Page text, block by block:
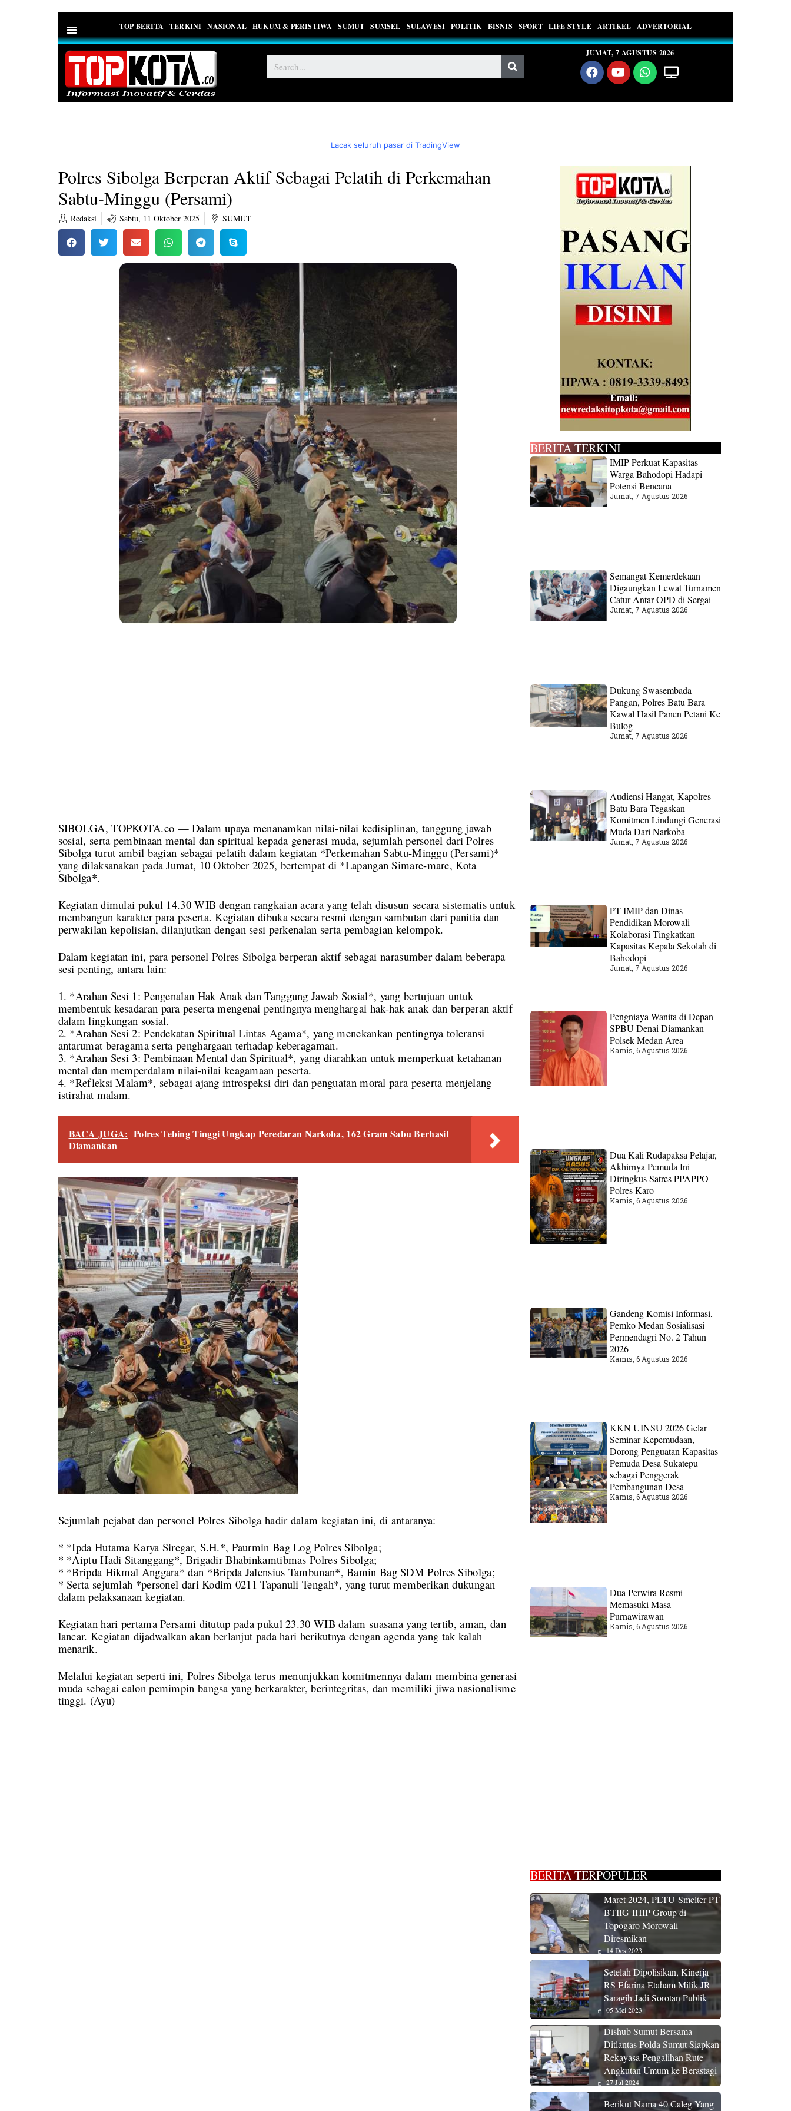
TOP BERITA TERKINI NASIONAL HUKUM & PERISTIWA SUMUT SUMSEL SULAWESI POLITIK BISNIS SPORT LIFE STYLE ARTIKEL ADVERTORIAL
JUMAT, 7 AGUSTUS 2026
Lacak seluruh pasar di TradingView
Polres Sibolga Berperan Aktif Sebagai Pelatih di Perkemahan
Sabtu-Minggu (Persami)
Redaksi Sabtu, 11 Oktober 2025 SUMUT
SIBOLGA, TOPKOTA.co — Dalam upaya menanamkan nilai-nilai kedisiplinan, tanggung jawab
sosial, serta pembinaan mental dan spiritual kepada generasi muda, sejumlah personel dari Polres
Sibolga turut ambil bagian sebagai pelatih dalam kegiatan *Perkemahan Sabtu-Minggu (Persami)*
yang dilaksanakan pada Jumat, 10 Oktober 2025, bertempat di *Lapangan Simare-mare, Kota
Sibolga*.
Kegiatan dimulai pukul 14.30 WIB dengan rangkaian acara yang telah disusun secara sistematis untuk
membangun karakter para peserta. Kegiatan dibuka secara resmi dengan sambutan dari panitia dan
perwakilan kepolisian, dilanjutkan dengan sesi perkenalan serta pembagian kelompok.
Dalam kegiatan ini, para personel Polres Sibolga berperan aktif sebagai narasumber dalam beberapa
sesi penting, antara lain:
1. *Arahan Sesi 1: Pengenalan Hak Anak dan Tanggung Jawab Sosial*, yang bertujuan untuk
membentuk kesadaran para peserta mengenai pentingnya menghargai hak-hak anak dan berperan aktif
dalam lingkungan sosial.
2. *Arahan Sesi 2: Pendekatan Spiritual Lintas Agama*, yang menekankan pentingnya toleransi
antarumat beragama serta penghargaan terhadap keberagaman.
3. *Arahan Sesi 3: Pembinaan Mental dan Spiritual*, yang diarahkan untuk memperkuat ketahanan
mental dan memperdalam nilai-nilai keagamaan peserta.
4. *Refleksi Malam*, sebagai ajang introspeksi diri dan penguatan moral para peserta menjelang
istirahat malam.
BACA JUGA: Polres Tebing Tinggi Ungkap Peredaran Narkoba, 162 Gram Sabu Berhasil
Diamankan
Sejumlah pejabat dan personel Polres Sibolga hadir dalam kegiatan ini, di antaranya:
* *Ipda Hutama Karya Siregar, S.H.*, Paurmin Bag Log Polres Sibolga;
* *Aiptu Hadi Sitanggang*, Brigadir Bhabinkamtibmas Polres Sibolga;
* *Bripda Hikmal Anggara* dan *Bripda Jalensius Tambunan*, Bamin Bag SDM Polres Sibolga;
* Serta sejumlah *personel dari Kodim 0211 Tapanuli Tengah*, yang turut memberikan dukungan
dalam pelaksanaan kegiatan.
Kegiatan hari pertama Persami ditutup pada pukul 23.30 WIB dalam suasana yang tertib, aman, dan
lancar. Kegiatan dijadwalkan akan berlanjut pada hari berikutnya dengan agenda yang tak kalah
menarik.
Melalui kegiatan seperti ini, Polres Sibolga terus menunjukkan komitmennya dalam membina generasi
muda sebagai calon pemimpin bangsa yang berkarakter, berintegritas, dan memiliki jiwa nasionalisme
tinggi. (Ayu)
BERITA TERKINI
IMIP Perkuat Kapasitas
Warga Bahodopi Hadapi
Potensi Bencana
Jumat, 7 Agustus 2026
Semangat Kemerdekaan
Digaungkan Lewat Turnamen
Catur Antar-OPD di Sergai
Jumat, 7 Agustus 2026
Dukung Swasembada
Pangan, Polres Batu Bara
Kawal Hasil Panen Petani Ke
Bulog
Jumat, 7 Agustus 2026
Audiensi Hangat, Kapolres
Batu Bara Tegaskan
Komitmen Lindungi Generasi
Muda Dari Narkoba
Jumat, 7 Agustus 2026
PT IMIP dan Dinas
Pendidikan Morowali
Kolaborasi Tingkatkan
Kapasitas Kepala Sekolah di
Bahodopi
Jumat, 7 Agustus 2026
Pengniaya Wanita di Depan
SPBU Denai Diamankan
Polsek Medan Area
Kamis, 6 Agustus 2026
Dua Kali Rudapaksa Pelajar,
Akhirnya Pemuda Ini
Diringkus Satres PPAPPO
Polres Karo
Kamis, 6 Agustus 2026
Gandeng Komisi Informasi,
Pemko Medan Sosialisasi
Permendagri No. 2 Tahun
2026
Kamis, 6 Agustus 2026
KKN UINSU 2026 Gelar
Seminar Kepemudaan,
Dorong Penguatan Kapasitas
Pemuda Desa Sukatepu
sebagai Penggerak
Pembangunan Desa
Kamis, 6 Agustus 2026
Dua Perwira Resmi
Memasuki Masa
Purnawirawan
Kamis, 6 Agustus 2026
BERITA TERPOPULER
Maret 2024, PLTU-Smelter PT
BTIIG-IHIP Group di
Topogaro Morowali
Diresmikan
14 Des 2023
Setelah Dipolisikan, Kinerja
RS Efarina Etaham Milik JR
Saragih Jadi Sorotan Publik
05 Mei 2023
Dishub Sumut Bersama
Ditlantas Polda Sumut Siapkan
Rekayasa Pengalihan Rute
Angkutan Umum ke Berastagi
27 Jul 2024
Berikut Nama 40 Caleg Yang